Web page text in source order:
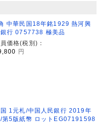
中華民国18年銘1929 熱河興
行 0757738 極美品
価格(税別)：
円
1元札/中国人民銀行 2019年
第5版紙幣 ロットEG07191598